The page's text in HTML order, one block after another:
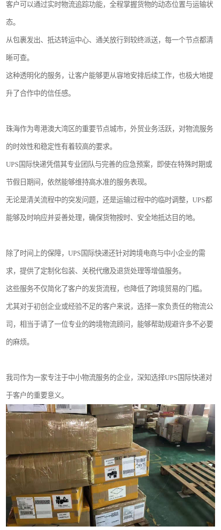
客户可以通过实时物流追踪功能，全程掌握货物的动态位置与运输状
态。
从包裹发出、抵达转运中心、通关放行到较终派送，每一个节点都清
晰可查。
这种透明化的服务，让客户能够更从容地安排后续工作，也极大地提
升了合作中的信任感。
珠海作为粤港澳大湾区的重要节点城市，外贸业务活跃，对物流服务
的时效性和稳定性有着较高的要求。
UPS国际快递凭借其专业团队与完善的应急预案，即使在特殊时期或
节假日期间，依然能够维持高水准的服务表现。
无论是清关流程中的突发问题，还是运输过程中的临时调整，UPS都
能够及时响应并妥善处理，确保货物按时、安全地抵达目的地。
除了时间上的保障，UPS国际快递还针对跨境电商与中小企业的需
求，提供了定制化包装、关税代缴及退货处理等增值服务。
这些服务不仅简化了客户的发货流程，也降低了跨境贸易的门槛。
尤其对于初创企业或经验不足的客户来说，选择一家负责任的物流公
司，相当于请了一位专业的跨境物流顾问，能够帮助规避许多不必要
的麻烦。
我司作为一家专注于中小物流服务的企业，深知选择UPS国际快递对
于客户的重要意义。